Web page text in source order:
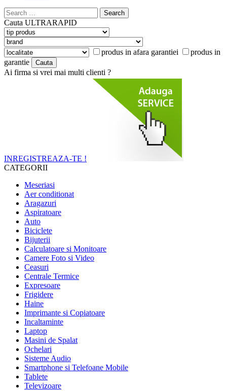
Search
for:
Cauta ULTRARAPID
produs in afara garantiei
produs in
garantie
Ai firma si vrei mai multi clienti ?
INREGISTREAZA-TE !
CATEGORII
Meseriasi
Aer conditionat
Aragazuri
Aspiratoare
Auto
Biciclete
Bijuterii
Calculatoare si Monitoare
Camere Foto si Video
Ceasuri
Centrale Termice
Expresoare
Frigidere
Haine
Imprimante si Copiatoare
Incaltaminte
Laptop
Masini de Spalat
Ochelari
Sisteme Audio
Smartphone si Telefoane Mobile
Tablete
Televizoare